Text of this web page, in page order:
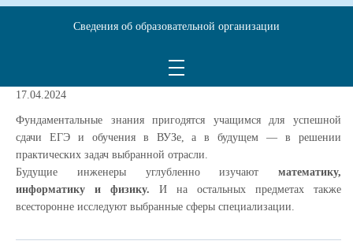
профильных предметов.
17.04.2024
Фундаментальные знания пригодятся учащимся для успешной
сдачи ЕГЭ и обучения в ВУЗе, а в будущем — в решении
практических задач выбранной отрасли.
Будущие инженеры углубленно изучают математику,
информатику и физику. И на остальных предметах также
всесторонне исследуют выбранные сферы специализации.
Сведения об образовательной организации